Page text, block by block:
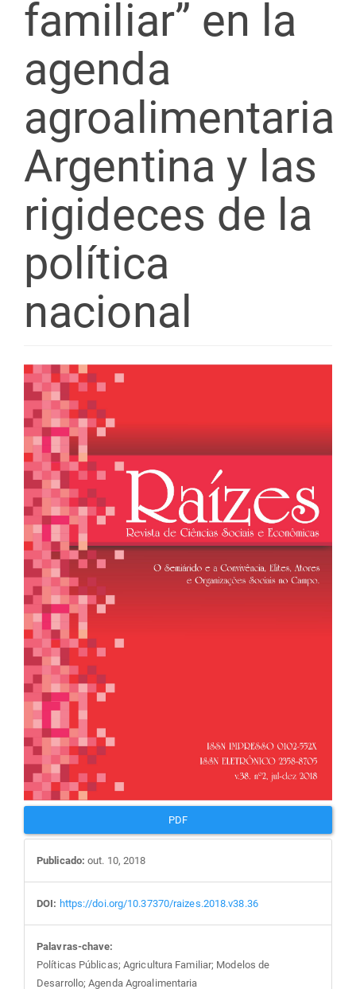
familiar” en la
agenda
agroalimentaria
Argentina y las
rigideces de la
política
nacional
Barra
lateral
de
artigos
PDF
Publicado: out. 10, 2018
DOI: https://doi.org/10.37370/raizes.2018.v38.36
Palavras-chave:
Políticas Públicas; Agricultura Familiar; Modelos de
Desarrollo; Agenda Agroalimentaria